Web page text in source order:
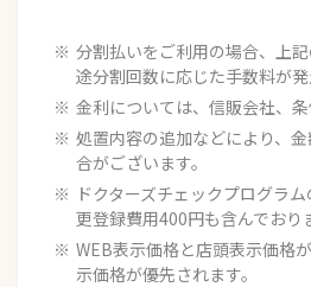
分割払いをご利用の場合、上
途分割回数に応じた手数料が発
金利については、信販会社、条
処置内容の追加などにより、
合がございます。
ドクターズチェックプログラ
更登録費用400円も含んでおり
WEB表示価格と店頭表示価格
示価格が優先されます。